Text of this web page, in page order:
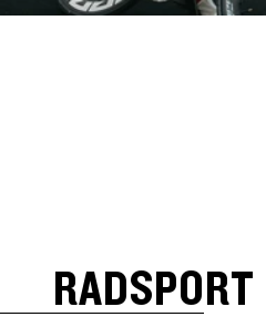
WEITER ZUR ERGEBNISLISTE